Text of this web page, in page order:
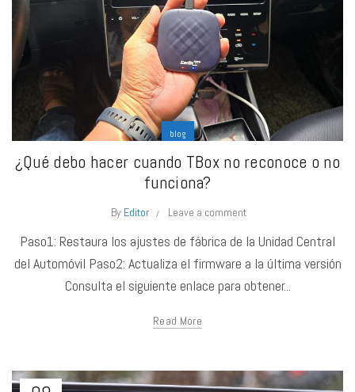
blog
¿Qué debo hacer cuando TBox no reconoce o no
funciona?
By Editor Leave a comment
Paso1: Restaura los ajustes de fábrica de la Unidad Central
del Automóvil Paso2: Actualiza el firmware a la última versión
Consulta el siguiente enlace para obtener...
Read More